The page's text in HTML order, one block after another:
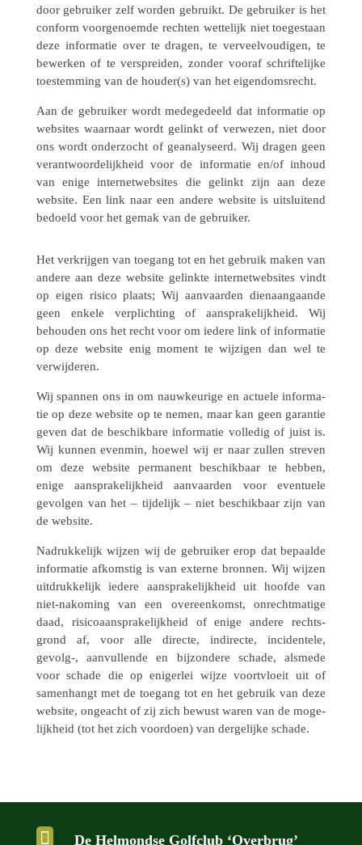
door gebrui­ker zelf worden gebruikt. De gebrui­ker is het
conform voor­ge­noemde rechten wette­lijk niet toege­staan
deze infor­ma­tie over te dragen, te verveel­vou­di­gen, te
bewer­ken of te versprei­den, zonder vooraf schrif­te­lijke
toestem­ming van de houder(s) van het eigendomsrecht.
Aan de gebrui­ker wordt mede­ge­deeld dat infor­ma­tie op
websi­tes waar­naar wordt gelinkt of verwe­zen, niet door
ons wordt onder­zocht of geana­ly­seerd. Wij dragen geen
verant­woor­de­lijk­heid voor de infor­ma­tie en/of inhoud
van enige inter­net­web­si­tes die gelinkt zijn aan deze
website. Een link naar een andere website is uitslui­tend
bedoeld voor het gemak van de gebruiker.
Het verkrij­gen van toegang tot en het gebruik maken van
andere aan deze website gelinkte inter­net­web­si­tes vindt
op eigen risico plaats; Wij aanvaar­den dien­aan­gaande
geen enkele verplich­ting of aanspra­ke­lijk­heid. Wij
behou­den ons het recht voor om iedere link of infor­ma­tie
op deze website enig moment te wijzi­gen dan wel te
verwijderen.
Wij spannen ons in om nauw­keu­rige en actuele infor­ma­
tie op deze website op te nemen, maar kan geen garan­tie
geven dat de beschik­bare infor­ma­tie volle­dig of juist is.
Wij kunnen evenmin, hoewel wij er naar zullen streven
om deze website perma­nent beschik­baar te hebben,
enige aanspra­ke­lijk­heid aanvaar­den voor even­tu­ele
gevol­gen van het – tijde­lijk – niet beschik­baar zijn van
de website.
Nadruk­ke­lijk wijzen wij de gebrui­ker erop dat bepaalde
infor­ma­tie afkom­stig is van externe bronnen. Wij wijzen
uitdruk­ke­lijk iedere aanspra­ke­lijk­heid uit hoofde van
niet-nako­ming van een over­een­komst, onrecht­ma­tige
daad, risi­co­aan­spra­ke­lijk­heid of enige andere rechts­
grond af, voor alle directe, indi­recte, inci­den­tele,
gevolg‑, aanvul­lende en bijzon­dere schade, alsmede
voor schade die op eniger­lei wijze voort­vloeit uit of
samen­hangt met de toegang tot en het gebruik van deze
website, onge­acht of zij zich bewust waren van de moge­
lijk­heid (tot het zich voor­doen) van derge­lijke schade.
 De Helmondse Golfclub ‘Overbrug’